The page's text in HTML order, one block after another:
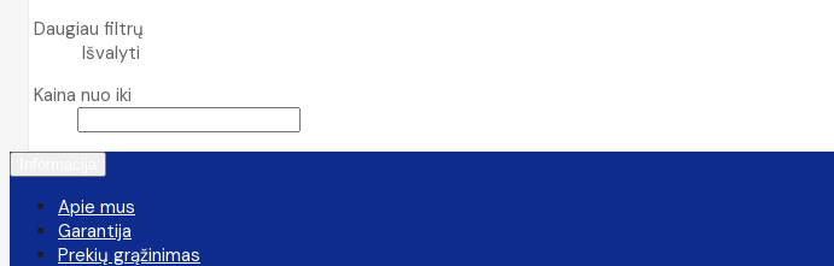
Daugiau filtrų
Išvalyti
Kaina nuo iki
Apie mus
Garantija
Prekių grąžinimas